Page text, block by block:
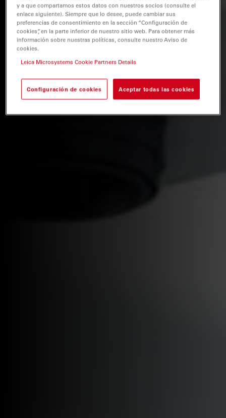
y a que compartamos estos datos con nuestros socios (consulte el
enlace siguiente). Siempre que lo desee, puede cambiar sus
preferencias de consentimiento en la sección “Configuración de
cookies”, en la parte inferior de nuestro sitio web. Para obtener más
información sobre nuestras políticas, consulte nuestro Aviso de
cookies.
Leica Microsystems Cookie Partners Details
Configuración de cookies Aceptar todas las cookies